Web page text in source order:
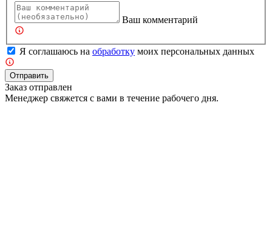
Ваш комментарий
Я соглашаюсь на обработку моих персональных данных
Отправить
Заказ отправлен
Менеджер свяжется с вами в течение рабочего дня.